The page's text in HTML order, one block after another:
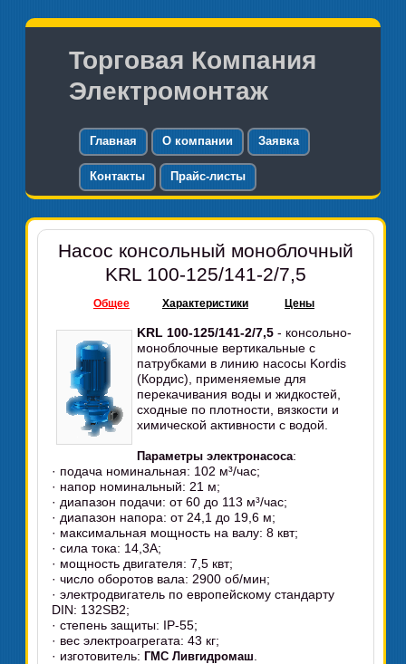
Торговая Компания
Электромонтаж
Главная О компании Заявка
Контакты Прайс-листы
Насос консольный моноблочный
KRL 100-125/141-2/7,5
Общее Характеристики Цены
KRL 100-125/141-2/7,5 - консольно-
моноблочные вертикальные с
патрубками в линию насосы Kordis
(Кордис), применяемые для
перекачивания воды и жидкостей,
сходные по плотности, вязкости и
химической активности с водой.
Параметры электронасоса:
· подача номинальная: 102 м³/час;
· напор номинальный: 21 м;
· диапазон подачи: от 60 до 113 м³/час;
· диапазон напора: от 24,1 до 19,6 м;
· максимальная мощность на валу: 8 квт;
· сила тока: 14,3А;
· мощность двигателя: 7,5 квт;
· число оборотов вала: 2900 об/мин;
· электродвигатель по европейскому стандарту
DIN: 132SB2;
· степень защиты: IP-55;
· вес электроагрегата: 43 кг;
· изготовитель:ГМС Ливгидромаш